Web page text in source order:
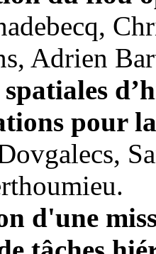
Adrien
pour
d'une